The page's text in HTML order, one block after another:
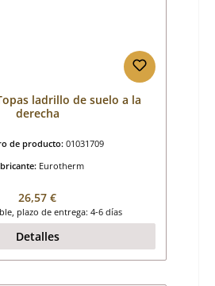
ladrillo de suelo a la
derecha
de producto: 01031709
Eurotherm
Precio normal:
26,57 €
plazo de entrega: 4-6 días
Detalles